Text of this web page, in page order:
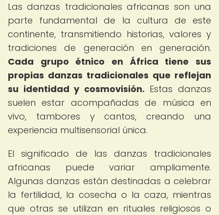
Las danzas tradicionales africanas son una
parte fundamental de la cultura de este
continente, transmitiendo historias, valores y
tradiciones de generación en generación.
Cada grupo étnico en África tiene sus
propias danzas tradicionales que reflejan
su identidad y cosmovisión. Estas danzas
suelen estar acompañadas de música en
vivo, tambores y cantos, creando una
experiencia multisensorial única.
El significado de las danzas tradicionales
africanas puede variar ampliamente.
Algunas danzas están destinadas a celebrar
la fertilidad, la cosecha o la caza, mientras
que otras se utilizan en rituales religiosos o